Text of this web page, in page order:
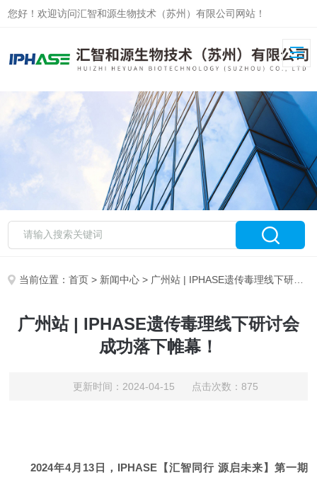
您好！欢迎访问汇智和源生物技术（苏州）有限公司网站！
当前位置：首页 > 新闻中心 > 广州站 | IPHASE遗传毒理线下研讨会成功落下帷幕！
广州站 | IPHASE遗传毒理线下研讨会
成功落下帷幕！
更新时间：2024-04-15 点击次数：875
2024年4月13日，IPHASE【汇智同行 源启未来】第一期